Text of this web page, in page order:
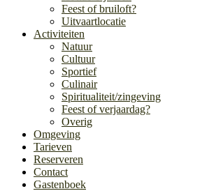
Feest of bruiloft?
Uitvaartlocatie
Activiteiten
Natuur
Cultuur
Sportief
Culinair
Spiritualiteit/zingeving
Feest of verjaardag?
Overig
Omgeving
Tarieven
Reserveren
Contact
Gastenboek